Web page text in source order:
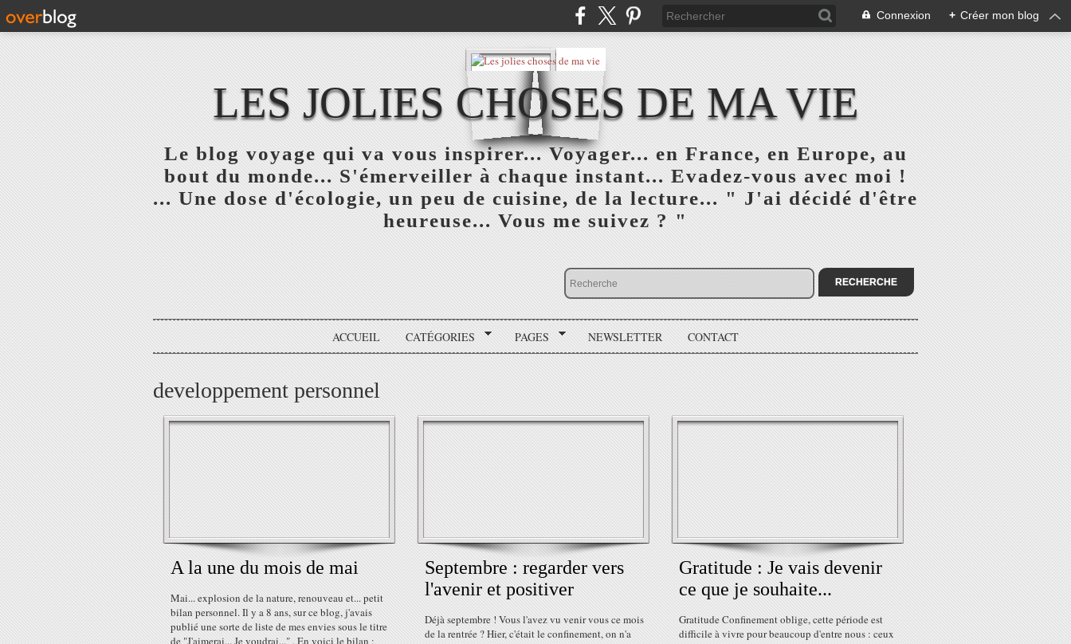
Connexion + Créer mon blog
LES JOLIES CHOSES DE MA VIE
Le blog voyage qui va vous inspirer... Voyager... en France, en Europe, au
bout du monde... S'émerveiller à chaque instant... Evadez-vous avec moi !
... Une dose d'écologie, un peu de cuisine, de la lecture... " J'ai décidé d'être
heureuse... Vous me suivez ? "
ACCUEIL CATÉGORIES PAGES NEWSLETTER CONTACT
developpement personnel
A la une du mois de mai
Mai... explosion de la nature, renouveau et... petit
bilan personnel. Il y a 8 ans, sur ce blog, j'avais
publié une sorte de liste de mes envies sous le titre
de "J'aimerai... Je voudrai..." . En voici le bilan :
Septembre : regarder vers
l'avenir et positiver
Déjà septembre ! Vous l'avez vu venir vous ce mois
de la rentrée ? Hier, c'était le confinement, on n'a
Gratitude : Je vais devenir
ce que je souhaite...
Gratitude Confinement oblige, cette période est
difficile à vivre pour beaucoup d'entre nous : ceux